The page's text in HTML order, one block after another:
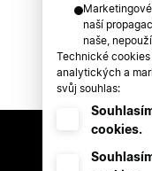
naší
naše,
Technické
analytických a
svůj souhlas:
cookies.